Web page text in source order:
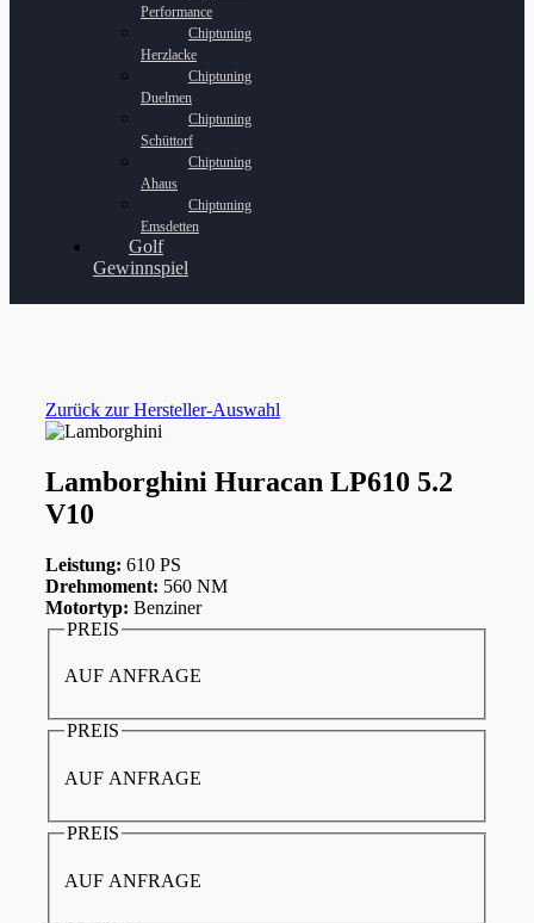
Performance
Chiptuning
Herzlacke
Chiptuning
Duelmen
Chiptuning
Schüttorf
Chiptuning
Ahaus
Chiptuning
Emsdetten
Golf
Gewinnspiel
Zurück zur Hersteller-Auswahl
Lamborghini Huracan LP610 5.2
V10
Leistung: 610 PS
Drehmoment: 560 NM
Motortyp: Benziner
PREIS
AUF ANFRAGE
PREIS
AUF ANFRAGE
PREIS
AUF ANFRAGE